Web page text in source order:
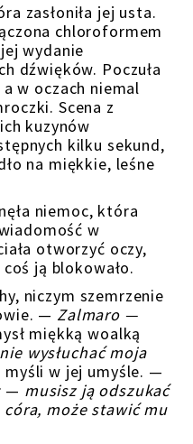
zasłoniła jej usta.
chloroformem
wydanie
dźwięków. Poczuła
a w oczach niemal
Scena z
kuzynów
kilku sekund,
na miękkie, leśne
niemoc, która
w
otworzyć oczy,
ją blokowało.
niczym szemrzenie
— Zalmaro —
miękką woalką
wysłuchać moja
myśli w jej umyśle. —
— musisz ją odszukać
córa, może stawić mu